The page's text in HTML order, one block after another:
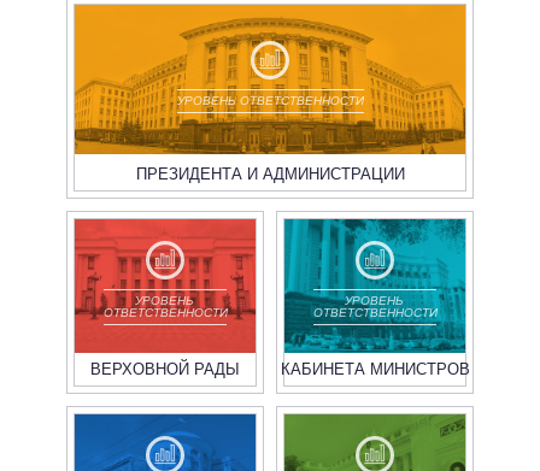
УРОВЕНЬ ОТВЕТСТВЕННОСТИ
ПРЕЗИДЕНТА И АДМИНИСТРАЦИИ
УРОВЕНЬ
ОТВЕТСТВЕННОСТИ
ВЕРХОВНОЙ РАДЫ
УРОВЕНЬ
ОТВЕТСТВЕННОСТИ
КАБИНЕТА МИНИСТРОВ